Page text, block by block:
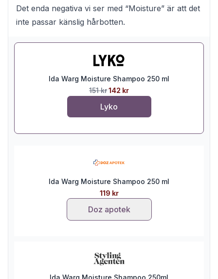
Det enda negativa vi ser med “Moisture” är att det
inte passar känslig hårbotten.
Ida Warg Moisture Shampoo 250 ml
151 kr142 kr
Lyko
Ida Warg Moisture Shampoo 250 ml
119 kr
Doz apotek
Ida Warg Moisture Shampoo 250ml